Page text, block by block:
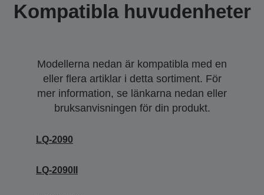
Kompatibla huvudenheter
Modellerna nedan är kompatibla med en
eller flera artiklar i detta sortiment. För
mer information, se länkarna nedan eller
bruksanvisningen för din produkt.
LQ-2090
LQ-2090II